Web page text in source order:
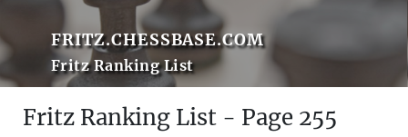
FRITZ.CHESSBASE.COM
Fritz Ranking List
Fritz Ranking List - Page 255